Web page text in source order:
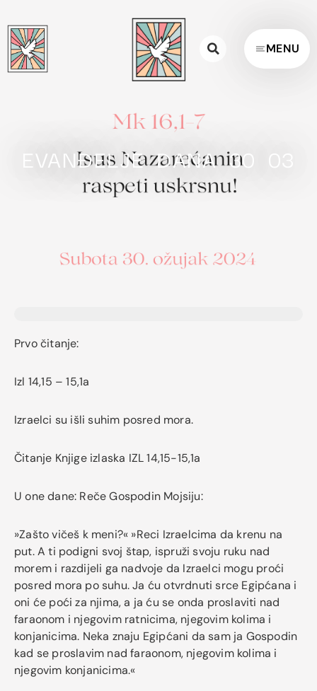
MENU
EVANĐELJE DANA 30 03
Prvo čitanje:
Izl 14,15 – 15,1a
Izraelci su išli suhim posred mora.
Čitanje Knjige izlaska IZL 14,15-15,1a
U one dane: Reče Gospodin Mojsiju:
»Zašto vičeš k meni?« »Reci Izraelcima da krenu na
put. A ti podigni svoj štap, ispruži svoju ruku nad
morem i razdijeli ga nadvoje da Izraelci mogu proći
posred mora po suhu. Ja ću otvrdnuti srce Egipćana i
oni će poći za njima, a ja ću se onda proslaviti nad
faraonom i njegovim ratnicima, njegovim kolima i
konjanicima. Neka znaju Egipćani da sam ja Gospodin
kad se proslavim nad faraonom, njegovim kolima i
njegovim konjanicima.«